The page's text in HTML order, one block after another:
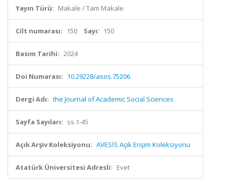
Yayın Türü: Makale / Tam Makale
Cilt numarası: 150 Sayı: 150
Basım Tarihi: 2024
Doi Numarası: 10.29228/asos.75206
Dergi Adı: the Journal of Academic Social Sciences
Sayfa Sayıları: ss.1-45
Açık Arşiv Koleksiyonu: AVESİS Açık Erişim Koleksiyonu
Atatürk Üniversitesi Adresli: Evet